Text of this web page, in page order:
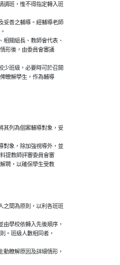
調班，惟不得指定轉入班
妥善之輔導。經輔導老師
相關組長、教師會代表、
情形後，由委員會審議
少班級，必要時可於召開
俾瞭解學生，作為輔導
其列為個案輔導對象，妥
對象，除加強視導外，並
料提教師評審委員會審
解聘，以確保學生受教
之間為原則，以利各班班
由學校依轉入先後順序，
則。班級人數相同者，
動瞭解原因及詳細情形，